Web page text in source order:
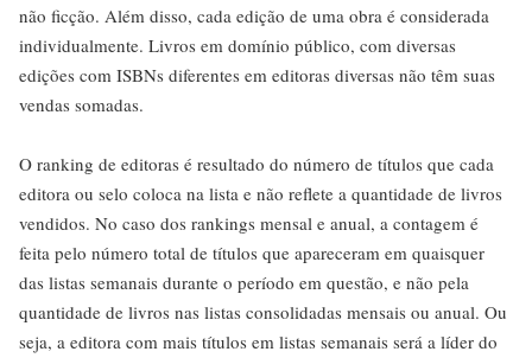
não ficção. Além disso, cada edição de uma obra é considerada
individualmente. Livros em domínio público, com diversas
edições com ISBNs diferentes em editoras diversas não têm suas
vendas somadas.
O ranking de editoras é resultado do número de títulos que cada
editora ou selo coloca na lista e não reflete a quantidade de livros
vendidos. No caso dos rankings mensal e anual, a contagem é
feita pelo número total de títulos que apareceram em quaisquer
das listas semanais durante o período em questão, e não pela
quantidade de livros nas listas consolidadas mensais ou anual. Ou
seja, a editora com mais títulos em listas semanais será a líder do